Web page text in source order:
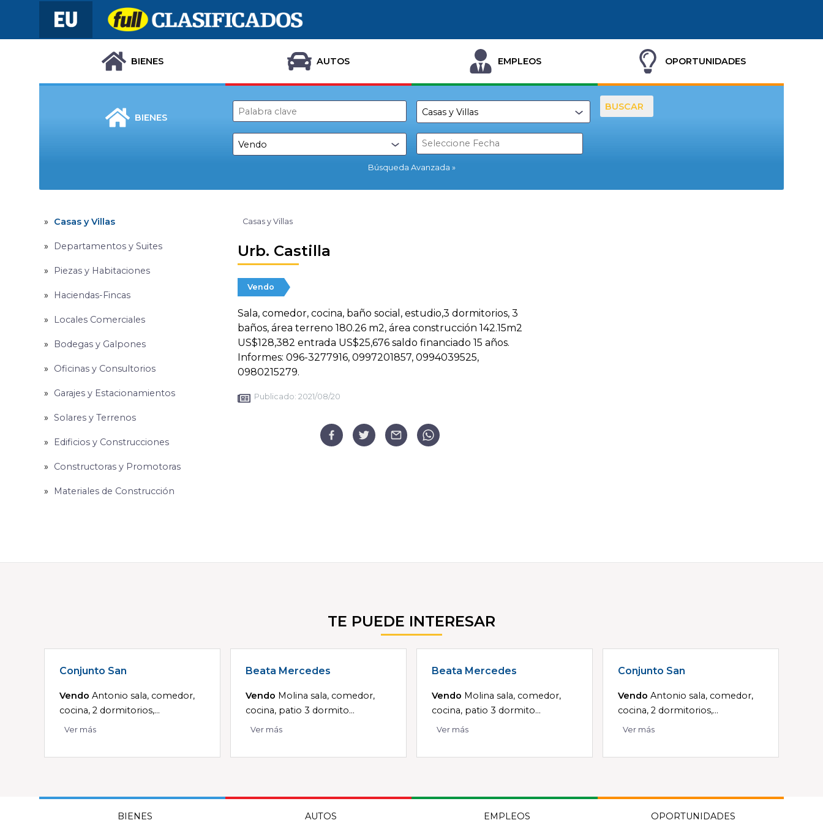
BIENES AUTOS EMPLEOS OPORTUNIDADES
BIENES
Búsqueda Avanzada
BUSCAR
Casas y Villas
Departamentos y Suites
Piezas y Habitaciones
Haciendas-Fincas
Locales Comerciales
Bodegas y Galpones
Oficinas y Consultorios
Garajes y Estacionamientos
Solares y Terrenos
Edificios y Construcciones
Constructoras y Promotoras
Materiales de Construcción
Casas y Villas
Urb. Castilla
Vendo
Sala, comedor, cocina, baño social, estudio,3 dormitorios, 3
baños, área terreno 180.26 m2, área construcción 142.15m2
US$128,382 entrada US$25,676 saldo financiado 15 años.
Informes: 096-3277916, 0997201857, 0994039525,
0980215279.
Publicado: 2021/08/20
TE PUEDE INTERESAR
Conjunto San
Vendo Antonio sala, comedor,
cocina, 2 dormitorios,...
Ver más
Beata Mercedes
Vendo Molina sala, comedor,
cocina, patio 3 dormito...
Ver más
Beata Mercedes
Vendo Molina sala, comedor,
cocina, patio 3 dormito...
Ver más
Conjunto San
Vendo Antonio sala, comedor,
cocina, 2 dormitorios,...
Ver más
BIENES AUTOS EMPLEOS OPORTUNIDADES